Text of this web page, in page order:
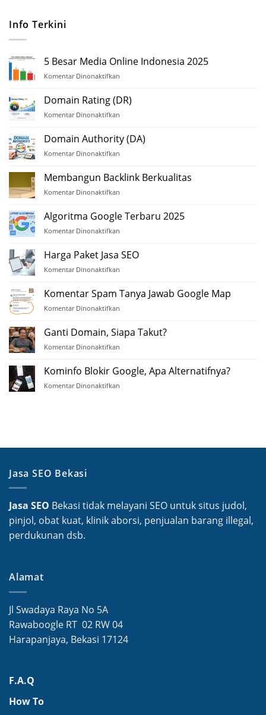
Info Terkini
5 Besar Media Online Indonesia 2025
Komentar Dinonaktifkan
Besar
Media
2025
Domain Rating (DR)
Komentar Dinonaktifkan
Rating
(DR)
Domain Authority (DA)
Komentar Dinonaktifkan
Authority
(DA)
Membangun Backlink Berkualitas
Komentar Dinonaktifkan
Backlink
Berkualitas
Algoritma Google Terbaru 2025
Komentar Dinonaktifkan
Google
Terbaru
Harga Paket Jasa SEO
Komentar Dinonaktifkan
Paket
Jasa
Komentar Spam Tanya Jawab Google Map
Komentar Dinonaktifkan
Tanya
Map
Ganti Domain, Siapa Takut?
Komentar Dinonaktifkan
Domain,
Siapa
Kominfo Blokir Google, Apa Alternatifnya?
Komentar Dinonaktifkan
Jasa SEO Bekasi
Jasa SEO Bekasi tidak melayani SEO untuk situs judol,
pinjol, obat kuat, klinik aborsi, penjualan barang illegal,
perdukunan dsb.
Alamat
Jl Swadaya Raya No 5A
Rawaboogle RT 02 RW 04
Harapanjaya, Bekasi 17124
F.A.Q
How To